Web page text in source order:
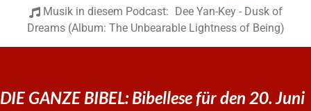
Musik in diesem Podcast: Dee Yan-Key - Dusk of
Dreams (Album: The Unbearable Lightness of Being)
DIE GANZE BIBEL: Bibellese für den 20. Juni